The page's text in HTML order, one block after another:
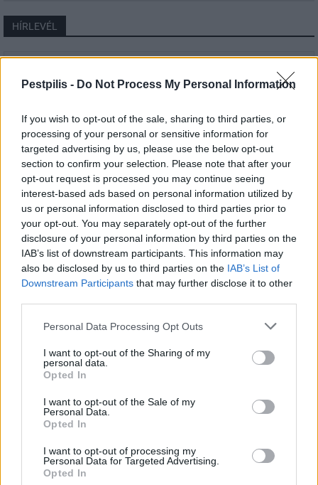
Pestpilis - Do Not Process My Personal Information
If you wish to opt-out of the sale, sharing to third parties, or
processing of your personal or sensitive information for
targeted advertising by us, please use the below opt-out
section to confirm your selection. Please note that after your
opt-out request is processed you may continue seeing
interest-based ads based on personal information utilized by
us or personal information disclosed to third parties prior to
your opt-out. You may separately opt-out of the further
disclosure of your personal information by third parties on the
IAB’s list of downstream participants. This information may
also be disclosed by us to third parties on the IAB’s List of
Downstream Participants that may further disclose it to other
Personal Data Processing Opt Outs
I want to opt-out of the Sharing of my
personal data.
Opted In
I want to opt-out of the Sale of my
Personal Data.
Opted In
I want to opt-out of processing my
Personal Data for Targeted Advertising.
Opted In
HÍRLEVÉL
E-mail cím
Feliratkozom a hírlevélre és elfogadom azadatvédelmi
szabályzatot!
FELIRATKOZÁS
LEGFRISSEBB
másodfokúra csökken a riasztás
Fából épül Budakeszi új óvodája